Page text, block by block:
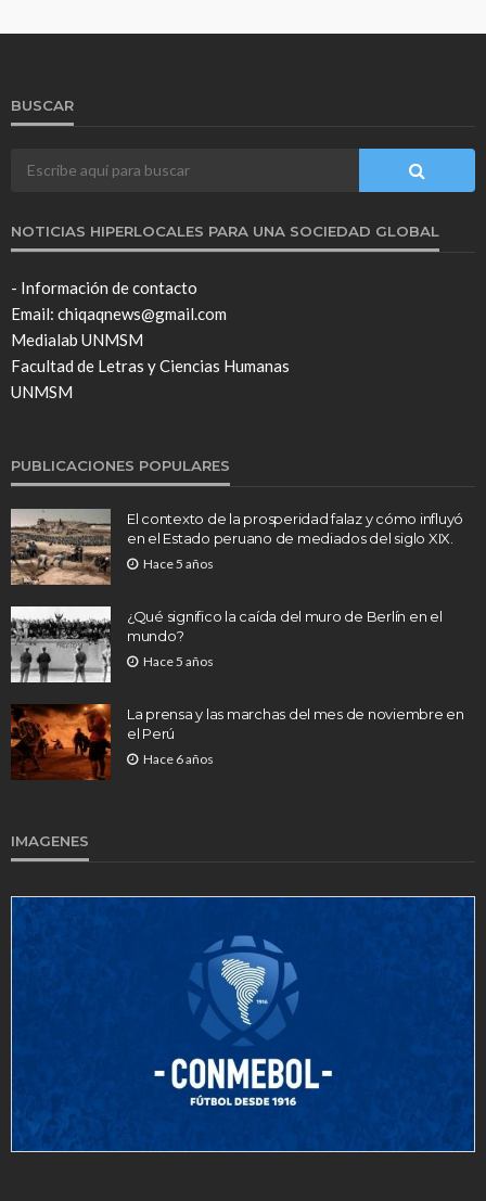
BUSCAR
NOTICIAS HIPERLOCALES PARA UNA SOCIEDAD GLOBAL
- Información de contacto
Email: chiqaqnews@gmail.com
Medialab UNMSM
Facultad de Letras y Ciencias Humanas
UNMSM
PUBLICACIONES POPULARES
El contexto de la prosperidad falaz y cómo influyó
en el Estado peruano de mediados del siglo XIX.
Hace 5 años
¿Qué significo la caída del muro de Berlín en el
mundo?
Hace 5 años
La prensa y las marchas del mes de noviembre en
el Perú
Hace 6 años
IMAGENES